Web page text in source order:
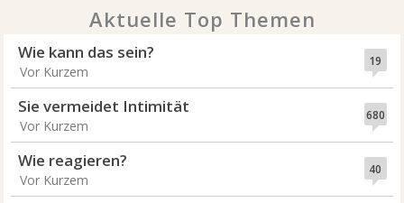
Aktuelle Top Themen
19
Wie kann das sein?
Vor Kurzem
680
Sie vermeidet Intimität
Vor Kurzem
40
Wie reagieren?
Vor Kurzem